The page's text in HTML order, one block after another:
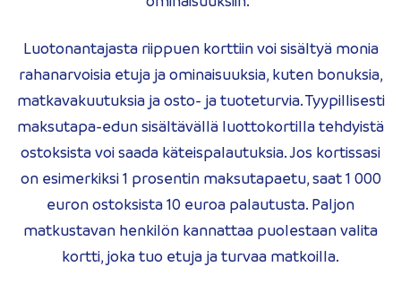
Luotonantajasta riippuen korttiin voi sisältyä monia
rahanarvoisia etuja ja ominaisuuksia, kuten bonuksia,
matkavakuutuksia ja osto- ja tuoteturvia. Tyypillisesti
maksutapa-edun sisältävällä luottokortilla tehdyistä
ostoksista voi saada käteispalautuksia. Jos kortissasi
on esimerkiksi 1 prosentin maksutapaetu, saat 1 000
euron ostoksista 10 euroa palautusta. Paljon
matkustavan henkilön kannattaa puolestaan valita
kortti, joka tuo etuja ja turvaa matkoilla.